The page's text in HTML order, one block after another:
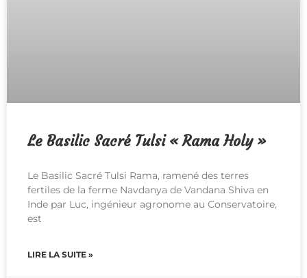
Le Basilic Sacré Tulsi « Rama Holy »
Le Basilic Sacré Tulsi Rama, ramené des terres
fertiles de la ferme Navdanya de Vandana Shiva en
Inde par Luc, ingénieur agronome au Conservatoire,
est
LIRE LA SUITE »